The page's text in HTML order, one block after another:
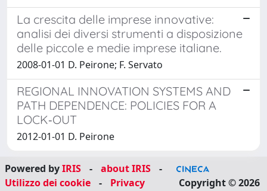
La crescita delle imprese innovative:
analisi dei diversi strumenti a disposizione
delle piccole e medie imprese italiane.
2008-01-01 D. Peirone; F. Servato
REGIONAL INNOVATION SYSTEMS AND
PATH DEPENDENCE: POLICIES FOR A
LOCK‐OUT
2012-01-01 D. Peirone
Powered byIRIS - about IRIS
-
Utilizzo dei cookie
- Privacy Copyright © 2026